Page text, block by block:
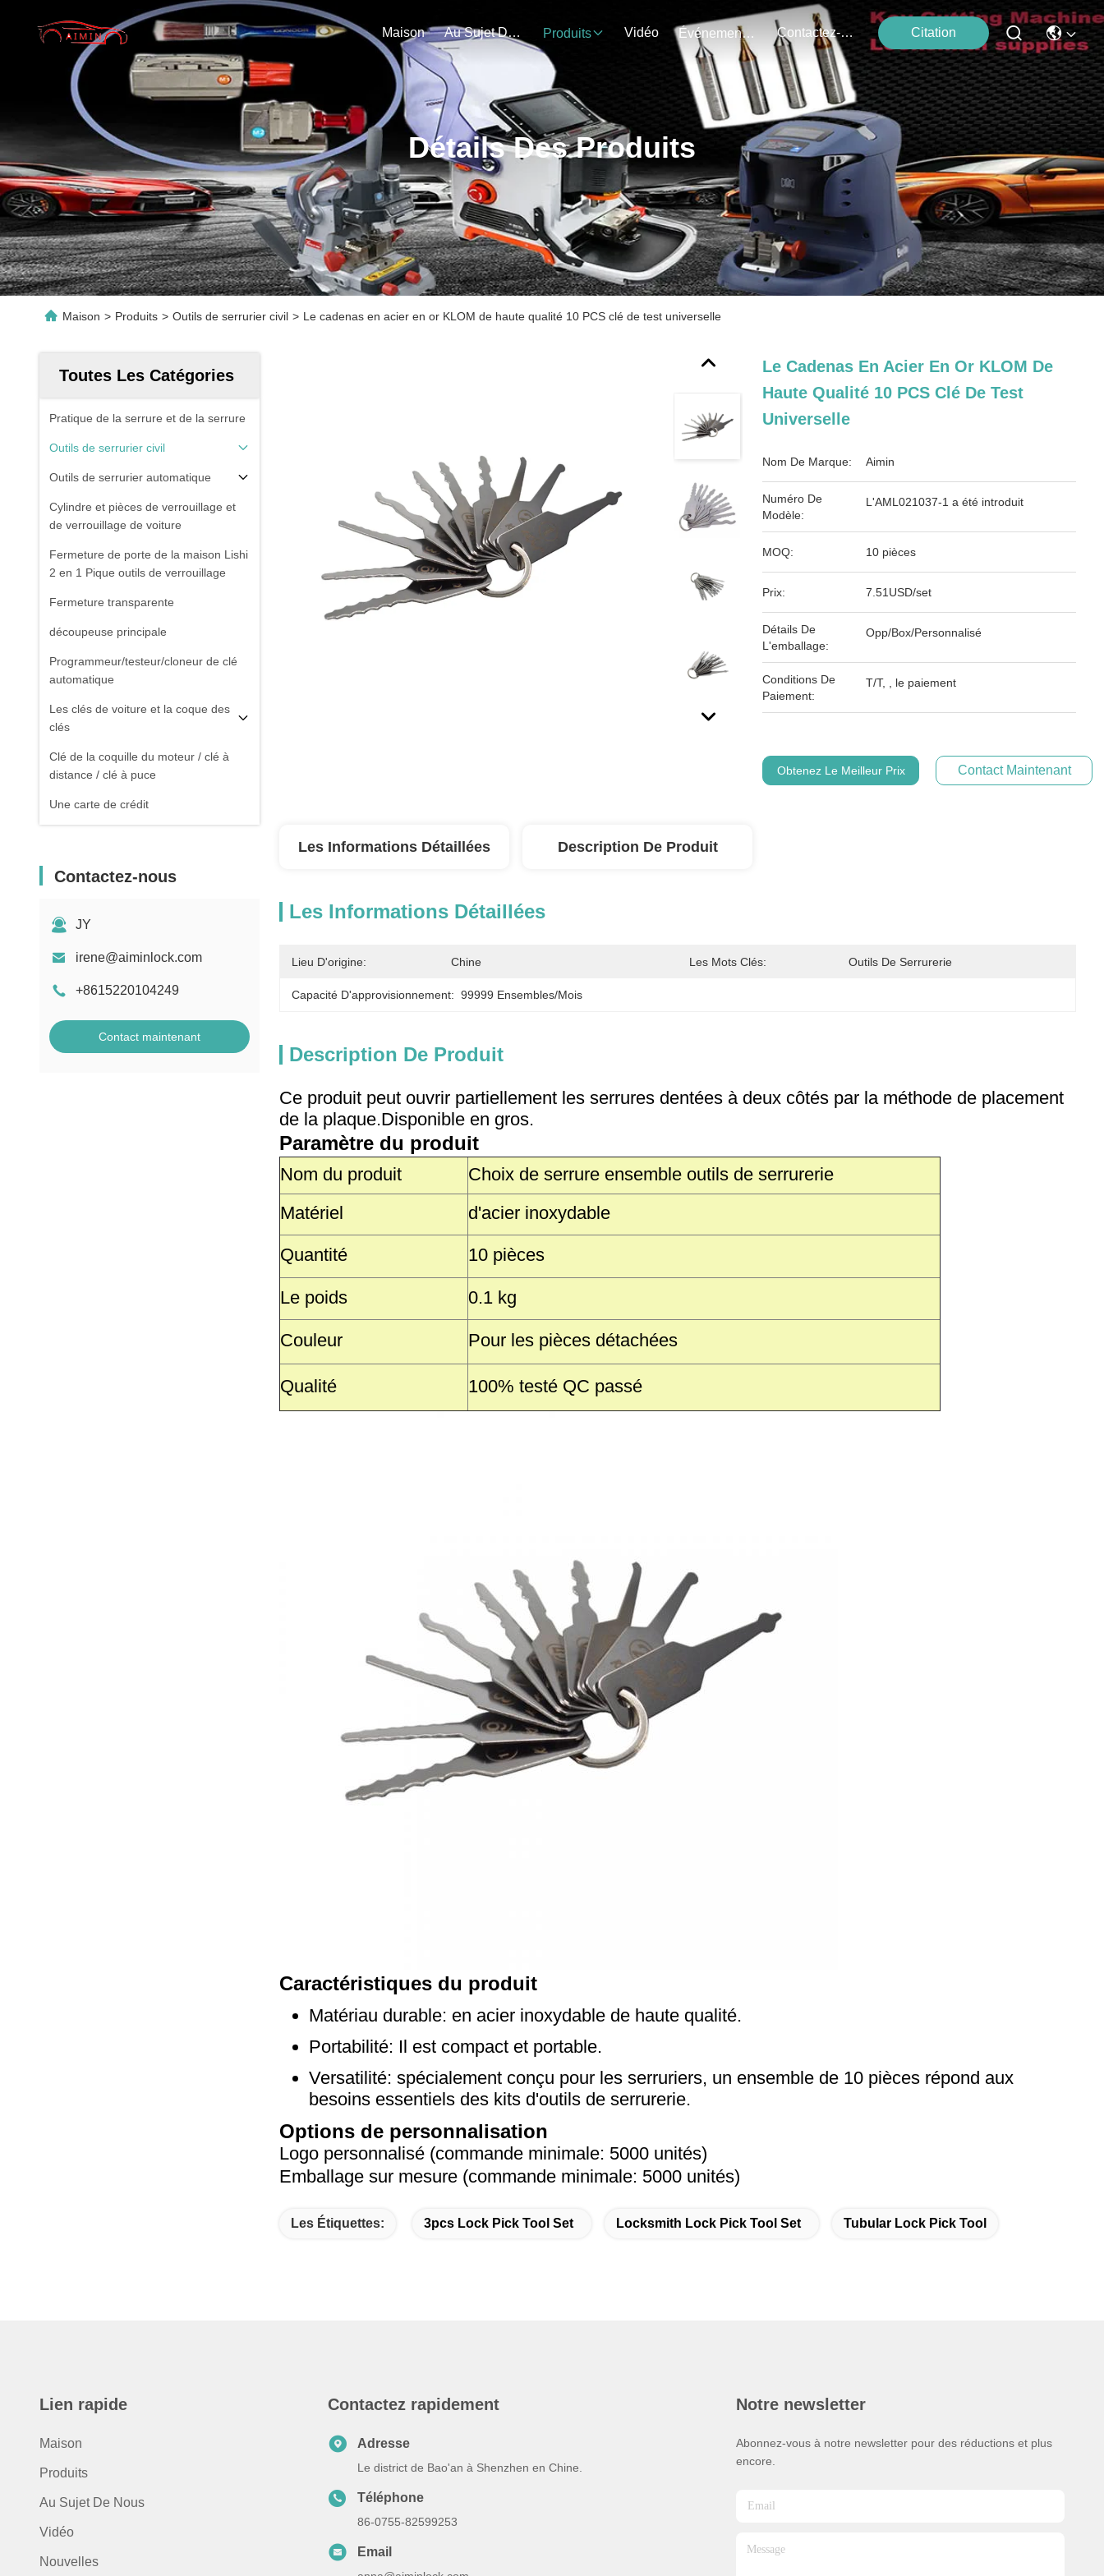
Maison Au Sujet De Nous Produits Vidéo Événements Contactez-Nous Citation
Détails Des Produits
Maison > Produits > Outils de serrurier civil > Le cadenas en acier en or KLOM de haute qualité 10 PCS clé de test universelle
Toutes Les Catégories
Pratique de la serrure et de la serrure
Outils de serrurier civil
Outils de serrurier automatique
Cylindre et pièces de verrouillage et
de verrouillage de voiture
Fermeture de porte de la maison Lishi
2 en 1 Pique outils de verrouillage
Fermeture transparente
découpeuse principale
Programmeur/testeur/cloneur de clé
automatique
Les clés de voiture et la coque des
clés
Clé de la coquille du moteur / clé à
distance / clé à puce
Une carte de crédit
Contactez-nous
JY
irene@aiminlock.com
+8615220104249
Contact maintenant
Le Cadenas En Acier En Or KLOM De
Haute Qualité 10 PCS Clé De Test
Universelle
Nom De Marque: Aimin
Numéro De
Modèle:
L'AML021037-1 a été introduit
MOQ: 10 pièces
Prix: 7.51USD/set
Détails De
L'emballage:
Opp/Box/Personnalisé
Conditions De
Paiement:
T/T, , le paiement
Obtenez Le Meilleur Prix Contact Maintenant
Les Informations Détaillées Description De Produit
Les Informations Détaillées
Lieu D'origine: Chine Les Mots Clés: Outils De Serrurerie
Capacité D'approvisionnement: 99999 Ensembles/mois
Description De Produit
Ce produit peut ouvrir partiellement les serrures dentées à deux côtés par la méthode de placement
de la plaque.Disponible en gros.
Paramètre du produit
Nom du produit
Choix de serrure ensemble outils de serrurerie
Matériel
d'acier inoxydable
Quantité 10 pièces
Le poids 0.1 kg
Couleur Pour les pièces détachées
Qualité 100% testé QC passé
Caractéristiques du produit
Matériau durable: en acier inoxydable de haute qualité.
Portabilité: Il est compact et portable.
Versatilité: spécialement conçu pour les serruriers, un ensemble de 10 pièces répond aux
besoins essentiels des kits d'outils de serrurerie.
Options de personnalisation
Logo personnalisé (commande minimale: 5000 unités)
Emballage sur mesure (commande minimale: 5000 unités)
Les Étiquettes: 3pcs Lock Pick Tool Set Locksmith Lock Pick Tool Set Tubular Lock Pick Tool
Lien rapide
Maison
Produits
Au Sujet De Nous
Vidéo
Nouvelles
Contactez rapidement
Adresse
Le district de Bao'an à Shenzhen en Chine.
Téléphone
86-0755-82599253
Email
Notre newsletter
Abonnez-vous à notre newsletter pour des réductions et plus
encore.